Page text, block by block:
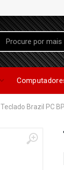
Teclado Brazil PC